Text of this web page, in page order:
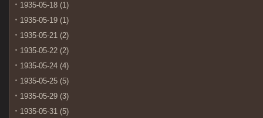
1935-05-18 (1)
1935-05-19 (1)
1935-05-21 (2)
1935-05-22 (2)
1935-05-24 (4)
1935-05-25 (5)
1935-05-29 (3)
1935-05-31 (5)